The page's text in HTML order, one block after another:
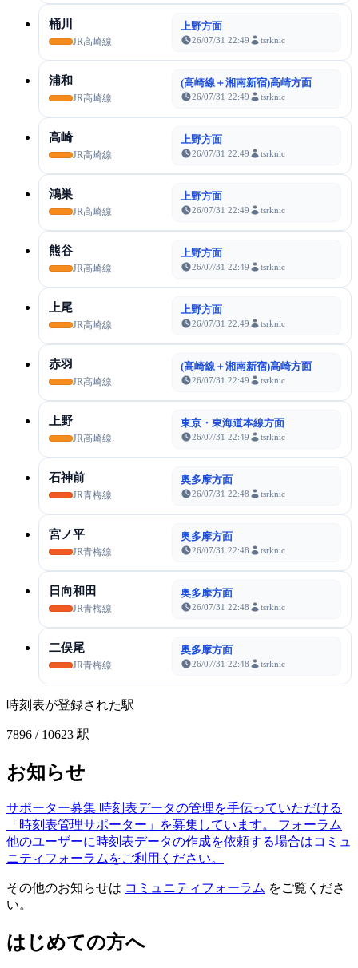
桶川
JR高崎線
上野方面
26/07/31 22:49 tsrknic
浦和
JR高崎線
(高崎線＋湘南新宿)高崎方面
26/07/31 22:49 tsrknic
高崎
JR高崎線
上野方面
26/07/31 22:49 tsrknic
鴻巣
JR高崎線
上野方面
26/07/31 22:49 tsrknic
熊谷
JR高崎線
上野方面
26/07/31 22:49 tsrknic
上尾
JR高崎線
上野方面
26/07/31 22:49 tsrknic
赤羽
JR高崎線
(高崎線＋湘南新宿)高崎方面
26/07/31 22:49 tsrknic
上野
JR高崎線
東京・東海道本線方面
26/07/31 22:49 tsrknic
石神前
JR青梅線
奥多摩方面
26/07/31 22:48 tsrknic
宮ノ平
JR青梅線
奥多摩方面
26/07/31 22:48 tsrknic
日向和田
JR青梅線
奥多摩方面
26/07/31 22:48 tsrknic
二俣尾
JR青梅線
奥多摩方面
26/07/31 22:48 tsrknic
時刻表が登録された駅
7896 / 10623 駅
お知らせ
サポーター募集 時刻表データの管理を手伝っていただける
「時刻表管理サポーター」を募集しています。
フォーラム
他のユーザーに時刻表データの作成を依頼する場合はコミュ
ニティフォーラムをご利用ください。
その他のお知らせは コミュニティフォーラム をご覧くださ
い。
はじめての方へ